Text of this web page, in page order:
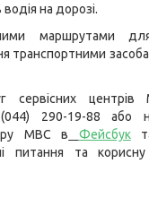
на дорозі.
маршрутами
транспортними
сервісних
290-19-88 або
МВС в
Фейсбук
питання та